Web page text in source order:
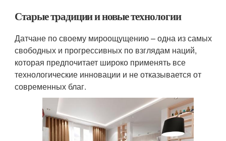
Старые традиции и новые технологии
Датчане по своему мироощущению – одна из самых
свободных и прогрессивных по взглядам наций,
которая предпочитает широко применять все
технологические инновации и не отказывается от
современных благ.